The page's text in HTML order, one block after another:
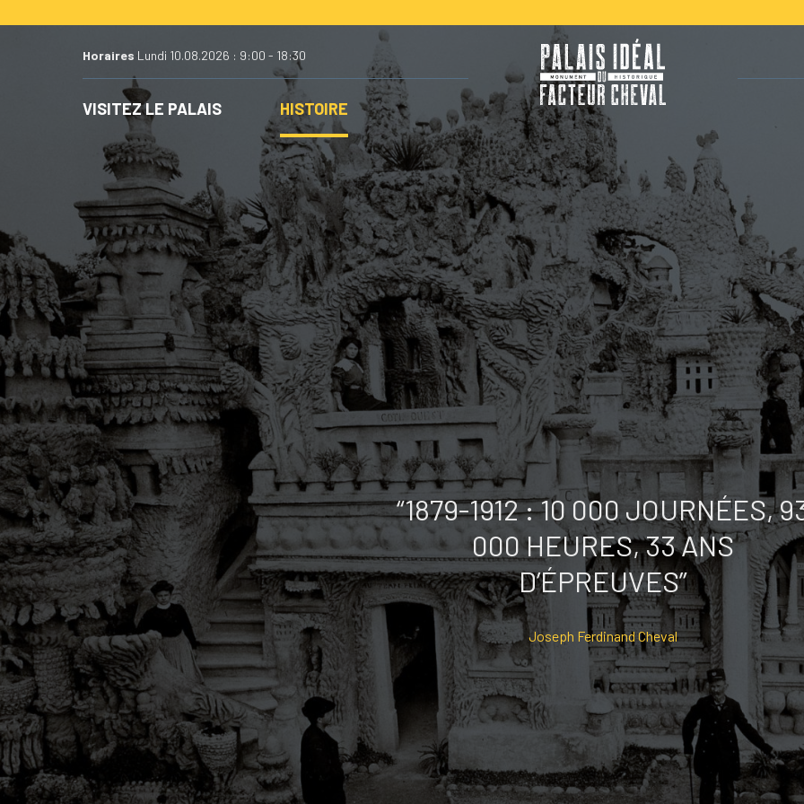
au
Horaires Lundi 10.08.2026 : 9:00 - 18:30
VISITEZ LE PALAIS HISTOIRE
“1879-1912 : 10 000 JOURNÉES,
000 HEURES, 33 ANS
D’ÉPREUVES”
Joseph Ferdinand Cheval